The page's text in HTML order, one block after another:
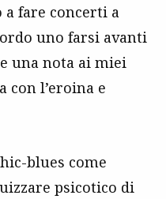
fare concerti a
uno farsi avanti
una nota ai miei
con l’eroina e
blues come
psicotico di